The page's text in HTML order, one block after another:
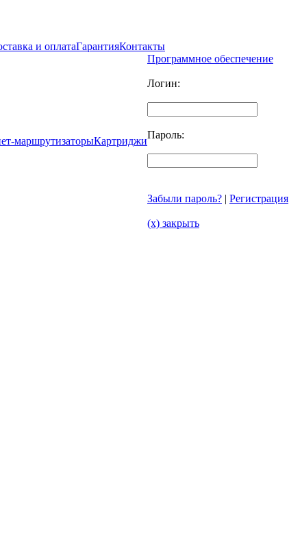
и оплатаГарантияКонтакты
маршрутизаторыКартриджи
Программное обеспечение
Логин:
Пароль:
Забыли пароль? | Регистрация
(x) закрыть